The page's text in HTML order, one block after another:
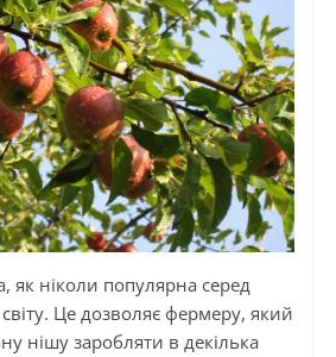
як ніколи популярна серед
світу. Це дозволяє фермеру, який
нішу заробляти в декілька